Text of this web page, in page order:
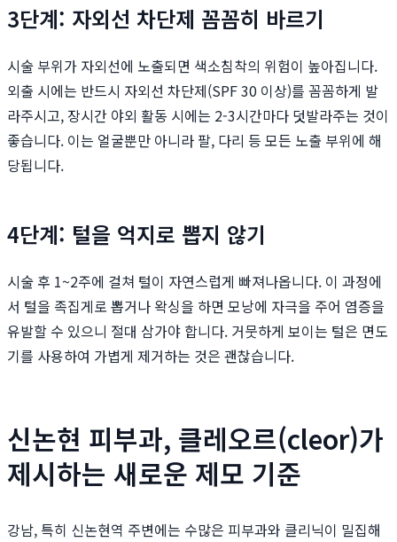
3단계: 자외선 차단제 꼼꼼히 바르기
시술 부위가 자외선에 노출되면 색소침착의 위험이 높아집니다.
외출 시에는 반드시 자외선 차단제(SPF 30 이상)를 꼼꼼하게 발
라주시고, 장시간 야외 활동 시에는 2-3시간마다 덧발라주는 것이
좋습니다. 이는 얼굴뿐만 아니라 팔, 다리 등 모든 노출 부위에 해
당됩니다.
4단계: 털을 억지로 뽑지 않기
시술 후 1~2주에 걸쳐 털이 자연스럽게 빠져나옵니다. 이 과정에
서 털을 족집게로 뽑거나 왁싱을 하면 모낭에 자극을 주어 염증을
유발할 수 있으니 절대 삼가야 합니다. 거뭇하게 보이는 털은 면도
기를 사용하여 가볍게 제거하는 것은 괜찮습니다.
신논현 피부과, 클레오르(cleor)가
제시하는 새로운 제모 기준
강남, 특히 신논현역 주변에는 수많은 피부과와 클리닉이 밀집해